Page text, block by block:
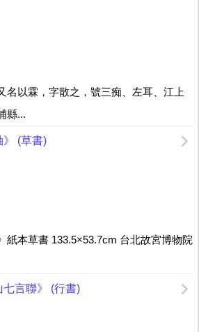
名以霖，字散之，號三痴、左耳、江上
縣...
》 (草書)
紙本草書 133.5×53.7cm 台北故宮博物院
言聯》 (行書)